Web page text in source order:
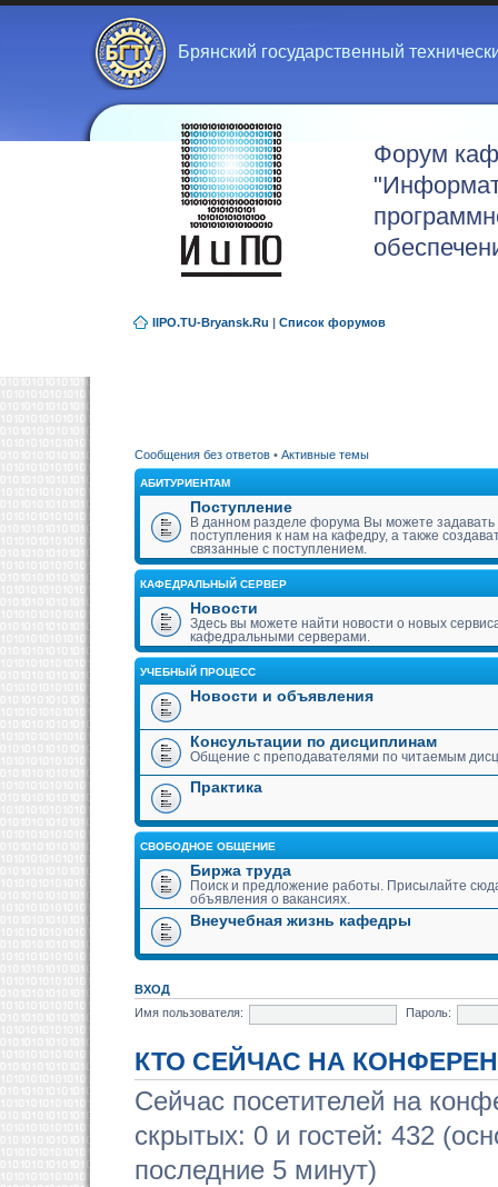
Брянский государственный
Форум
IIPO.TU-Bryansk.Ru | Список форумов
Сообщения без ответов • Активные темы
АБИТУРИЕНТАМ
Поступление
В данном разделе форума Вы можете
поступления к нам на кафедру, а также
связанные с поступлением.
КАФЕДРАЛЬНЫЙ СЕРВЕР
Новости
Здесь вы можете найти новости о новых
кафедральными серверами.
УЧЕБНЫЙ ПРОЦЕСС
Новости и объявления
Консультации по дисциплинам
Общение с преподавателями по читаемым
Практика
СВОБОДНОЕ ОБЩЕНИЕ
Биржа труда
Поиск и предложение работы. Присылайте
объявления о вакансиях.
Внеучебная жизнь кафедры
ВХОД
Имя пользователя:
Пароль:
КТО СЕЙЧАС НА
Сейчас посетителей на
скрытых: 0 и гостей: 432
последние 5 минут)